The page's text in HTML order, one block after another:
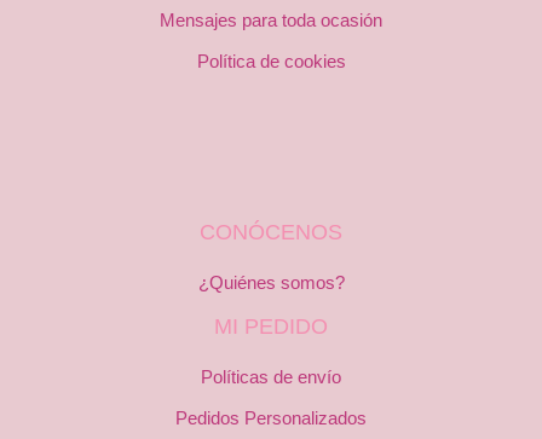
Mensajes para toda ocasión
Política de cookies
CONÓCENOS
¿Quiénes somos?
MI PEDIDO
Políticas de envío
Pedidos Personalizados